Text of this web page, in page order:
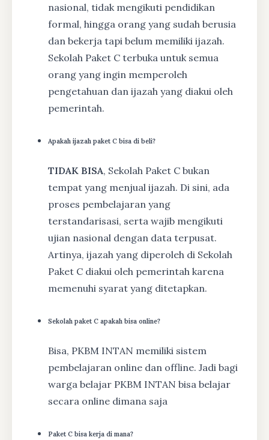
nasional, tidak mengikuti pendidikan
formal, hingga orang yang sudah berusia
dan bekerja tapi belum memiliki ijazah.
Sekolah Paket C terbuka untuk semua
orang yang ingin memperoleh
pengetahuan dan ijazah yang diakui oleh
pemerintah.
Apakah ijazah paket C bisa di beli?
TIDAK BISA, Sekolah Paket C bukan
tempat yang menjual ijazah. Di sini, ada
proses pembelajaran yang
terstandarisasi, serta wajib mengikuti
ujian nasional dengan data terpusat.
Artinya, ijazah yang diperoleh di Sekolah
Paket C diakui oleh pemerintah karena
memenuhi syarat yang ditetapkan.
Sekolah paket C apakah bisa online?
Bisa, PKBM INTAN memiliki sistem
pembelajaran online dan offline. Jadi bagi
warga belajar PKBM INTAN bisa belajar
secara online dimana saja
Paket C bisa kerja di mana?